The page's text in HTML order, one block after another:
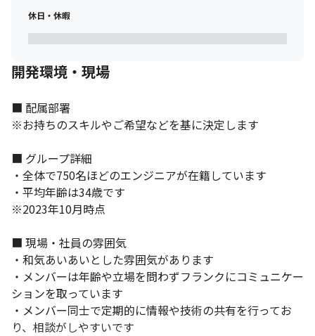
集中して働ける環境を整えています。
休日・休暇
開発環境・現場
■ 配属部署
※お持ちのスキルやご希望などを基に決定します
■ グループ詳細
・全体で750名ほどのエンジニアが在籍しています
・平均年齢は34歳です
※2023年10月時点
■ 現場・社員の雰囲気
・和気あいあいとした雰囲気があります
・メンバーは年齢や立場を問わずフランクにコミュニケー
ションを取っています
・メンバー同士で定期的に情報や技術の共有を行ってお
り、相談がしやすいです